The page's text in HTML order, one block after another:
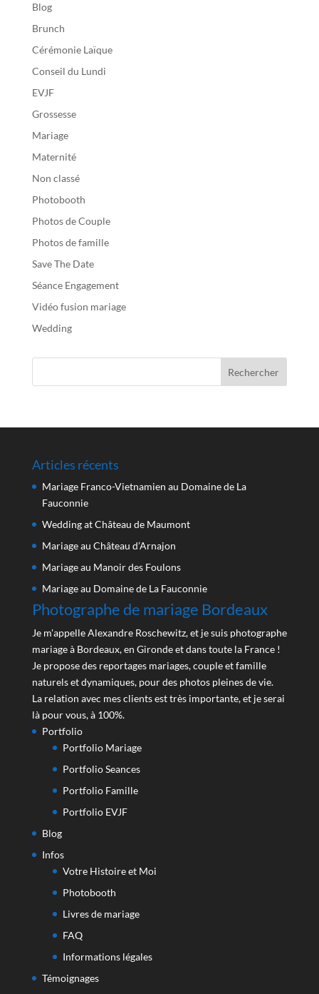
Blog
Brunch
Cérémonie Laïque
Conseil du Lundi
EVJF
Grossesse
Mariage
Maternité
Non classé
Photobooth
Photos de Couple
Photos de famille
Save The Date
Séance Engagement
Vidéo fusion mariage
Wedding
Articles récents
Mariage Franco-Vietnamien au Domaine de La
Fauconnie
Wedding at Château de Maumont
Mariage au Château d’Arnajon
Mariage au Manoir des Foulons
Mariage au Domaine de La Fauconnie
Photographe de mariage Bordeaux
Je m'appelle Alexandre Roschewitz, et je suis photographe
mariage à Bordeaux, en Gironde et dans toute la France !
Je propose des reportages mariages, couple et famille
naturels et dynamiques, pour des photos pleines de vie.
La relation avec mes clients est très importante, et je serai
là pour vous, à 100%.
Portfolio
Portfolio Mariage
Portfolio Seances
Portfolio Famille
Portfolio EVJF
Blog
Infos
Votre Histoire et Moi
Photobooth
Livres de mariage
FAQ
Informations légales
Témoignages